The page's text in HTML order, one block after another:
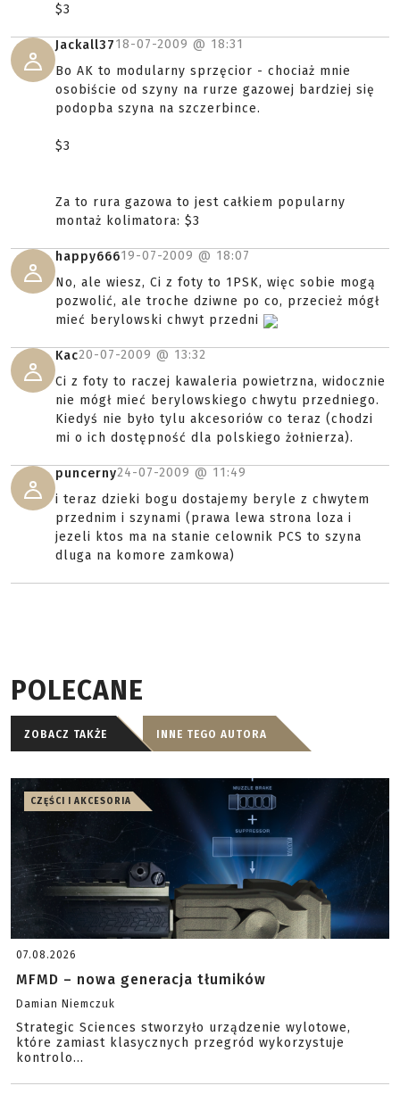
$3
Jackall3718-07-2009 @ 18:31
Bo AK to modularny sprzęcior - chociaż mnie
osobiście od szyny na rurze gazowej bardziej się
podopba szyna na szczerbince.
$3
Za to rura gazowa to jest całkiem popularny
montaż kolimatora: $3
happy66619-07-2009 @ 18:07
No, ale wiesz, Ci z foty to 1PSK, więc sobie mogą
pozwolić, ale troche dziwne po co, przecież mógł
mieć berylowski chwyt przedni
Kac20-07-2009 @ 13:32
Ci z foty to raczej kawaleria powietrzna, widocznie
nie mógł mieć berylowskiego chwytu przedniego.
Kiedyś nie było tylu akcesoriów co teraz (chodzi
mi o ich dostępność dla polskiego żołnierza).
puncerny24-07-2009 @ 11:49
i teraz dzieki bogu dostajemy beryle z chwytem
przednim i szynami (prawa lewa strona loza i
jezeli ktos ma na stanie celownik PCS to szyna
dluga na komore zamkowa)
POLECANE
ZOBACZ TAKŻE INNE TEGO AUTORA
CZĘŚCI I AKCESORIA
07.08.2026
MFMD – nowa generacja tłumików
Damian Niemczuk
Strategic Sciences stworzyło urządzenie wylotowe,
które zamiast klasycznych przegród wykorzystuje
kontrolo...